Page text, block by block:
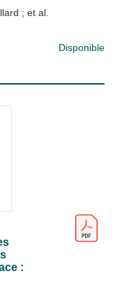
; et al.
Disponible
: